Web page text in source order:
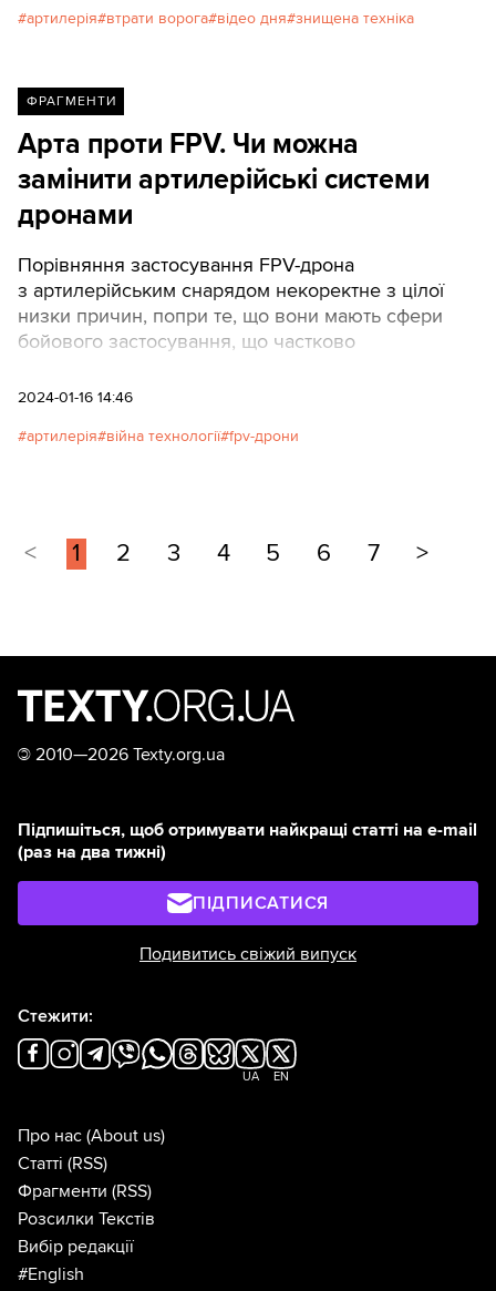
артилерія втрати ворога відео дня знищена техніка
ФРАГМЕНТИ
Арта проти FPV. Чи можна
замінити артилерійські системи
дронами
Порівняння застосування FPV-дрона
з артилерійським снарядом некоректне з цілої
низки причин, попри те, що вони мають сфери
бойового застосування, що частково
2024-01-16 14:46
артилерія війна технології fpv-дрони
< 1 2 3 4 5 6 7 >
© 2010—2026 Texty.org.ua
Підпишіться, щоб отримувати найкращі статті на e-mail
(раз на два тижні)
ПІДПИСАТИСЯ
Подивитись свіжий випуск
Стежити:
UA EN
Про нас (About us)
Статті (RSS)
Фрагменти (RSS)
Розсилки Текстів
Вибір редакції
#English